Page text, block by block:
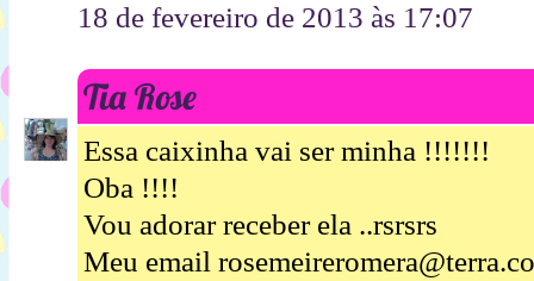
18 de fevereiro de 2013 às 17:07
Tia Rose
Essa caixinha vai ser minha !!!!!!!
Oba !!!!
Vou adorar receber ela ..rsrsrs
Meu email